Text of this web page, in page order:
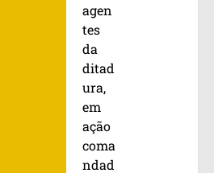
agen
tes
da
ditad
ura,
em
ação
coma
ndad